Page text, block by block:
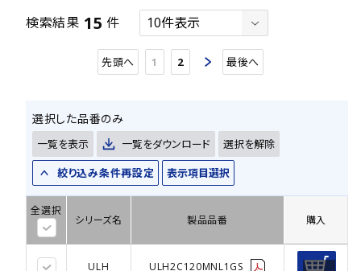
検索結果 15 件
先頭へ 1 2 最後へ
選択した品番のみ
一覧を表示 一覧をダウンロード
選択を解除
絞り込み条件再設定
表示項目選択
全選択
シリーズ名 製品品番 購入
ULH ULH2C120MNL1GS